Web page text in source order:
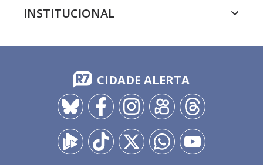
INSTITUCIONAL
CIDADE ALERTA